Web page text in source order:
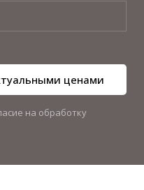
ценами
на обработку